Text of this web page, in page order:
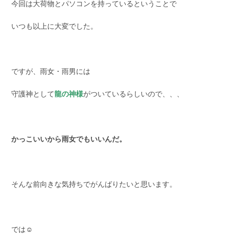
今回は大荷物とパソコンを持っているということで
いつも以上に大変でした。
ですが、雨女・雨男には
守護神として龍の神様がついているらしいので、、、
かっこいいから雨女でもいいんだ。
そんな前向きな気持ちでがんばりたいと思います。
では☺